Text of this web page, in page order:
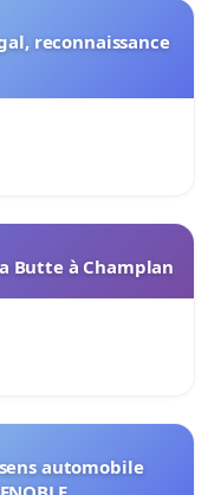
reconnaissance
Butte à Champlan
automobile